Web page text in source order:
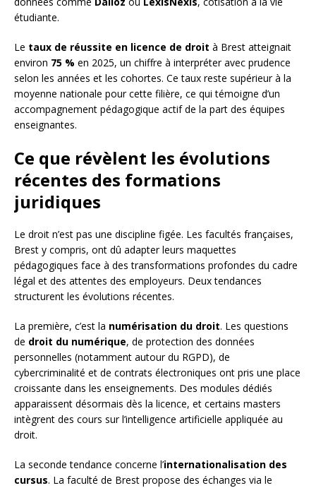
étudiante.
Le taux de réussite en licence de droit à Brest atteignait
environ 75 % en 2025, un chiffre à interpréter avec prudence
selon les années et les cohortes. Ce taux reste supérieur à la
moyenne nationale pour cette filière, ce qui témoigne d’un
accompagnement pédagogique actif de la part des équipes
enseignantes.
Ce que révèlent les évolutions
récentes des formations
juridiques
Le droit n’est pas une discipline figée. Les facultés françaises,
Brest y compris, ont dû adapter leurs maquettes
pédagogiques face à des transformations profondes du cadre
légal et des attentes des employeurs. Deux tendances
structurent les évolutions récentes.
La première, c’est la numérisation du droit. Les questions
de droit du numérique, de protection des données
personnelles (notamment autour du RGPD), de
cybercriminalité et de contrats électroniques ont pris une place
croissante dans les enseignements. Des modules dédiés
apparaissent désormais dès la licence, et certains masters
intègrent des cours sur l’intelligence artificielle appliquée au
droit.
La seconde tendance concerne l’internationalisation des
cursus. La faculté de Brest propose des échanges via le